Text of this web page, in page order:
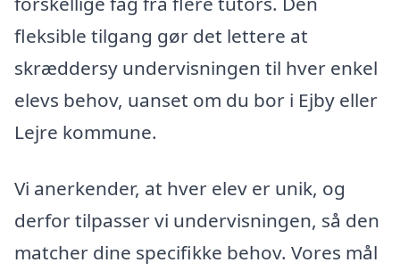
fleksible tilgang gør det lettere at
skræddersy undervisningen til hver enkel
elevs behov, uanset om du bor i Ejby eller
Lejre kommune.
Vi anerkender, at hver elev er unik, og
derfor tilpasser vi undervisningen, så den
matcher dine specifikke behov. Vores mål